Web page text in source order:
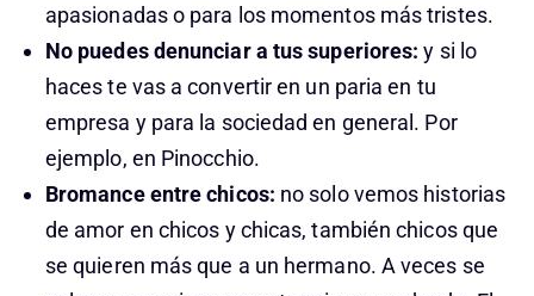
apasionadas o para los momentos más tristes.
No puedes denunciar a tus superiores:y si lo
haces te vas a convertir en un paria en tu
empresa y para la sociedad en general. Por
ejemplo, en Pinocchio.
Bromance entre chicos: no solo vemos historias
de amor en chicos y chicas, también chicos que
se quieren más que a un hermano. A veces se